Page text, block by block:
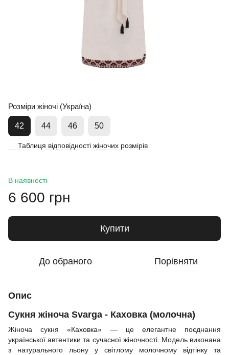
Розміри жіночі (Україна)
42 44 46 50
Таблиця відповідності жіночих розмірів
В наявності
6 600 грн
Купити
До обраного Порівняти
Опис
Сукня жіноча Svarga - Каховка (молочна)
Жіноча сукня «Каховка» — це елегантне поєднання
української автентики та сучасної жіночності. Модель виконана
з натурального льону у світлому молочному відтінку та